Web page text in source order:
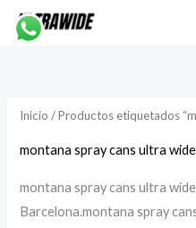
Inicio / Productos etiquetados
montana spray cans ultra wide
montana spray cans ultra
Barcelona.montana spray